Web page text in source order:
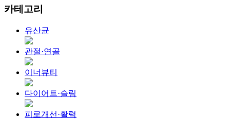
카테고리
유산균
관절·연골
이너뷰티
다이어트·슬림
피로개선·활력